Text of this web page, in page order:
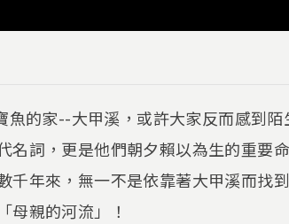
的家--大甲溪，或許大家反而感到陌
詞，更是他們朝夕賴以為生的重要命
千年來，無一不是依靠著大甲溪而找
母親的河流」！